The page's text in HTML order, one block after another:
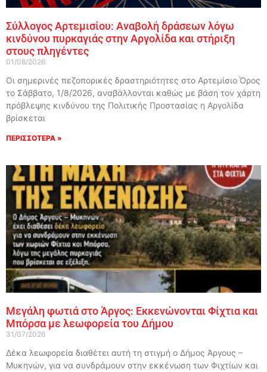
Σύλλογος Αρτεμισίου: Αναβολή δράσεων λόγω
κινδύνου πυρκαγιάς στην Αργολίδα και στήριξη
στους πληγέντες
01/08/2026
Οι σημερινές πεζοπορικές δραστηριότητες στο Αρτεμίσιο Όρος
το Σάββατο, 1/8/2026, αναβάλλονται καθώς με βάση τον χάρτη
πρόβλεψης κινδύνου της Πολιτικής Προστασίας η Αργολίδα
βρίσκεται
ΠΕΡΙΣΣΟΤΕΡΑ »
Μεγάλη φωτιά στο Άργος: Εκκενώνονται Φίχτια και
Μπόρσα με λεωφορεία του Δήμου
31/07/2026
Δέκα λεωφορεία διαθέτει αυτή τη στιγμή ο Δήμος Άργους –
Μυκηνών, για να συνδράμουν στην εκκένωση των Φιχτίων και